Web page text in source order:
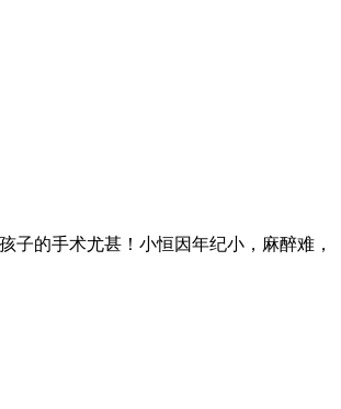
的手术尤甚！小恒因年纪小，麻醉难，